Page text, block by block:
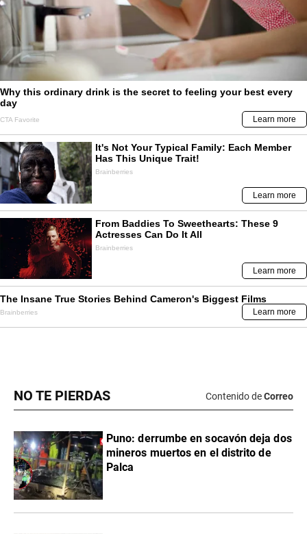
NO TE PIERDAS Contenido deCorreo
Puno: derrumbe en socavón deja dos
mineros muertos en el distrito de
Palca